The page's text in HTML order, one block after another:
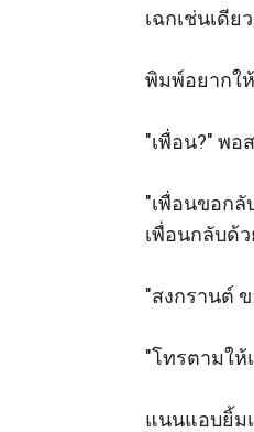
เฉกเช่นเดี
พิมพ์อยากใ
"เพื่อน?" พอ
"เพื่อนขอก
เพื่อนกลับด้ว
"สงกรานต์
"โทรตามให้
แนนแอบยิ้ม